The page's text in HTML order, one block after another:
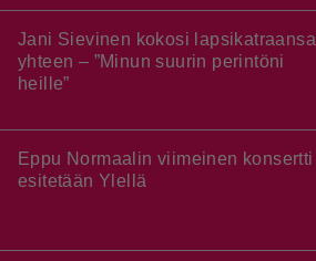
Jani Sievinen kokosi lapsikatraansa
yhteen – ”Minun suurin perintöni
heille”
Eppu Normaalin viimeinen konsertti
esitetään Ylellä